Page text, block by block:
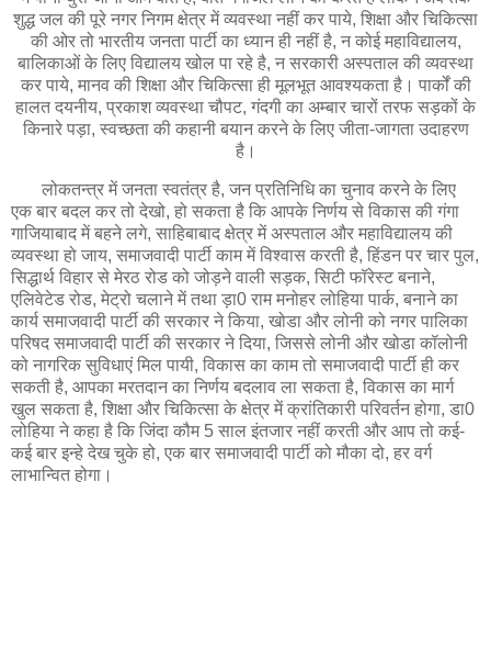
शुद्ध जल की पूरे नगर निगम क्षेत्र में व्यवस्था नहीं कर पाये, शिक्षा और चिकित्सा
की ओर तो भारतीय जनता पार्टी का ध्यान ही नहीं है, न कोई महाविद्यालय,
बालिकाओं के लिए विद्यालय खोल पा रहे है, न सरकारी अस्पताल की व्यवस्था
कर पाये, मानव की शिक्षा और चिकित्सा ही मूलभूत आवश्यकता है। पार्कों की
हालत दयनीय, प्रकाश व्यवस्था चौपट, गंदगी का अम्बार चारों तरफ सड़कों के
किनारे पड़ा, स्वच्छता की कहानी बयान करने के लिए जीता-जागता उदाहरण
है।
लोकतन्त्र में जनता स्वतंत्र है, जन प्रतिनिधि का चुनाव करने के लिए
एक बार बदल कर तो देखो, हो सकता है कि आपके निर्णय से विकास की गंगा
गाजियाबाद में बहने लगे, साहिबाबाद क्षेत्र में अस्पताल और महाविद्यालय की
व्यवस्था हो जाय, समाजवादी पार्टी काम में विश्वास करती है, हिंडन पर चार पुल,
सिद्धार्थ विहार से मेरठ रोड को जोड़ने वाली सड़क, सिटी फॉरेस्ट बनाने,
एलिवेटेड रोड, मेट्रो चलाने में तथा ड़ा0 राम मनोहर लोहिया पार्क, बनाने का
कार्य समाजवादी पार्टी की सरकार ने किया, खोडा और लोनी को नगर पालिका
परिषद समाजवादी पार्टी की सरकार ने दिया, जिससे लोनी और खोडा कॉलोनी
को नागरिक सुविधाएं मिल पायी, विकास का काम तो समाजवादी पार्टी ही कर
सकती है, आपका मरतदान का निर्णय बदलाव ला सकता है, विकास का मार्ग
खुल सकता है, शिक्षा और चिकित्सा के क्षेत्र में क्रांतिकारी परिवर्तन होगा, डा0
लोहिया ने कहा है कि जिंदा कौम 5 साल इंतजार नहीं करती और आप तो कई-
कई बार इन्हे देख चुके हो, एक बार समाजवादी पार्टी को मौका दो, हर वर्ग
लाभान्वित होगा।